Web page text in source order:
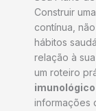
Construir
contínua,
hábitos
relação à
um roteiro
informações